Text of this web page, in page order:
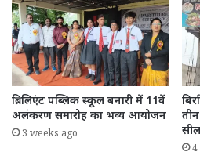
ब्रिलिएंट पब्लिक स्कूल बनारी में 11वें
अलंकरण समारोह का भव्य आयोजन
3 weeks ago
4